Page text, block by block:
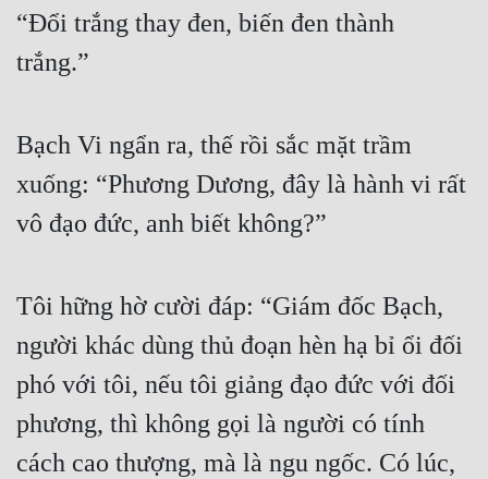
Truyện Nam
Truyện Nữ
Xây Dựng Thế Lực
Đam Mỹ
Đẹp
Cơ Trí
Sát Phạt Quyết Đoán
Vô Sỉ
“Đổi trắng thay đen, biến đen thành
trắng.”
Bạch Vi ngẩn ra, thế rồi sắc mặt trầm
xuống: “Phương Dương, đây là hành vi rất
vô đạo đức, anh biết không?”
Tôi hững hờ cười đáp: “Giám đốc Bạch,
người khác dùng thủ đoạn hèn hạ bỉ ổi đối
phó với tôi, nếu tôi giảng đạo đức với đối
phương, thì không gọi là người có tính
cách cao thượng, mà là ngu ngốc. Có lúc,